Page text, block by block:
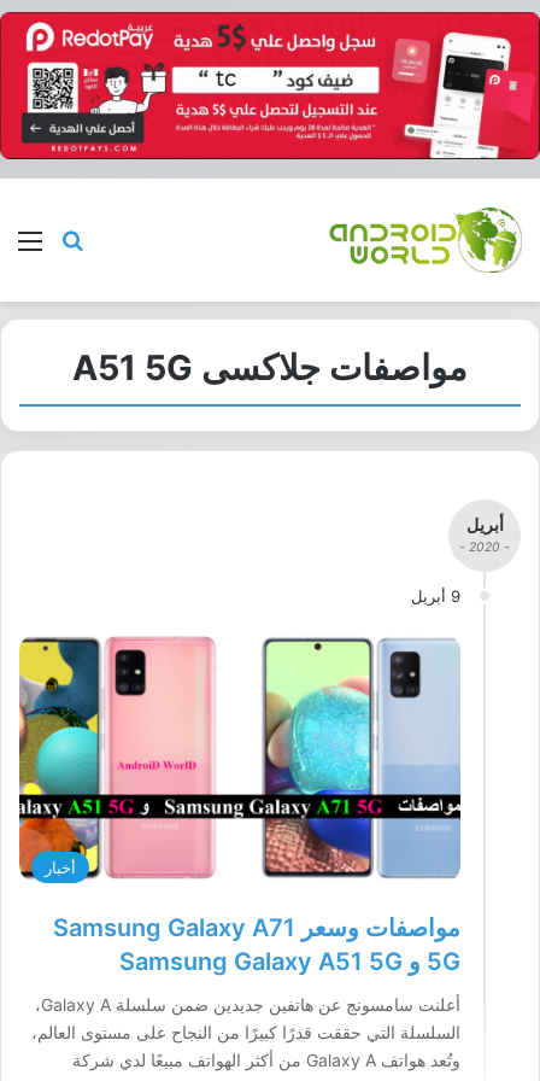
بحث
مواصفات جلاكسى A51 5G
أبريل
- 2020 -
9 أبريل
أخبار
مواصفات وسعر Samsung Galaxy A71
5G و Samsung Galaxy A51 5G
أعلنت سامسونج عن هاتفين جديدين ضمن سلسلة Galaxy A،
السلسلة التي حققت قدرًا كبيرًا من النجاح على مستوى العالم،
وتُعد هواتف Galaxy A من أكثر الهواتف مبيعًا لدي شركة